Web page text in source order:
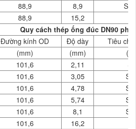
88,9 8,9
88,9 15,2
Quy cách thép ống đúc DN90 phi
Đường kính OD Độ dày
Tiêu
(mm) (mm)
(
101,6 2,11
101,6 3,05
101,6 4,78
101,6 5,74
101,6 8,1
101,6 16,2